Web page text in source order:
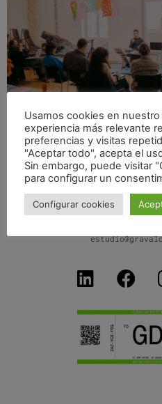
UNIVERSITY OF APPLIED
C/ Don Jaime I,
50001
Usamos cookies en
experiencia más relevante
preferencias y visitas
"Aceptar todo", acepta el
Sin embargo, puede visitar
para configurar un
Configurar cookies